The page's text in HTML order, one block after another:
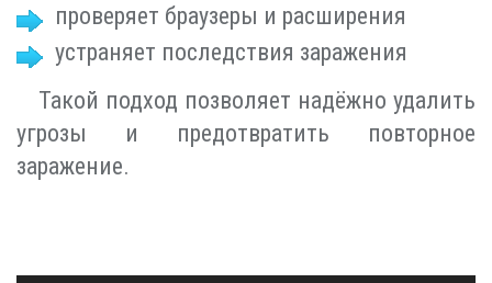
проверяет браузеры и расширения
устраняет последствия заражения
Такой подход позволяет надёжно удалить
угрозы и предотвратить повторное
заражение.